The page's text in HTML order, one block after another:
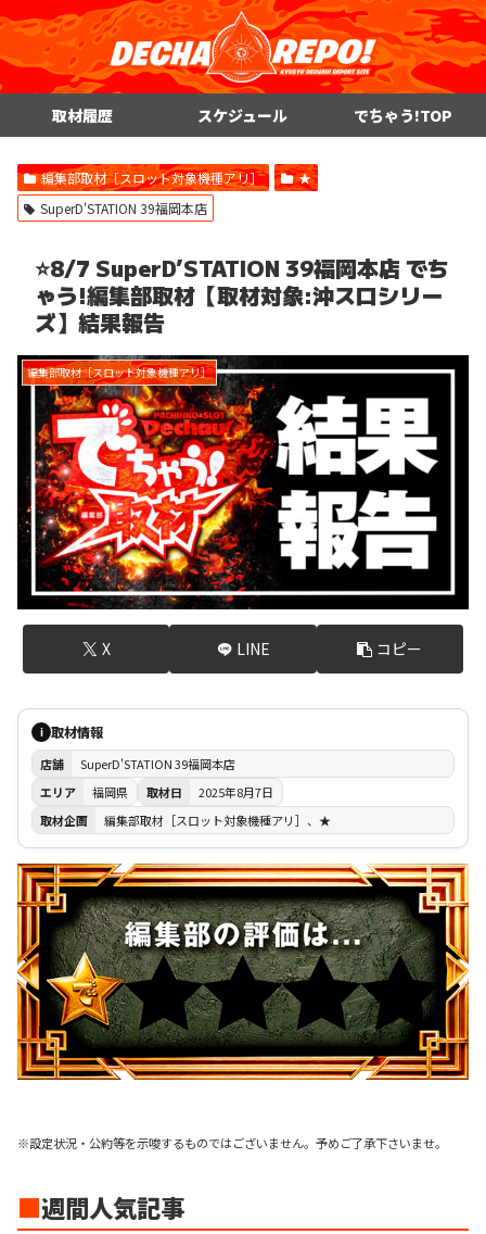
取材履歴 スケジュール でちゃう!TOP
編集部取材［スロット対象機種アリ］
★
SuperD'STATION 39福岡本店
⭐️8/7 SuperD’STATION 39福岡本店 でち
ゃう!編集部取材【取材対象:沖スロシリー
ズ】結果報告
編集部取材［スロット対象機種アリ］
X LINE コピー
i 取材情報
店舗
SuperD'STATION 39福岡本店
エリア
福岡県 取材日
2025年8月7日
取材企画
編集部取材［スロット対象機種アリ］、★
※設定状況・公約等を示唆するものではございません。予めご了承下さいませ。
■週間人気記事